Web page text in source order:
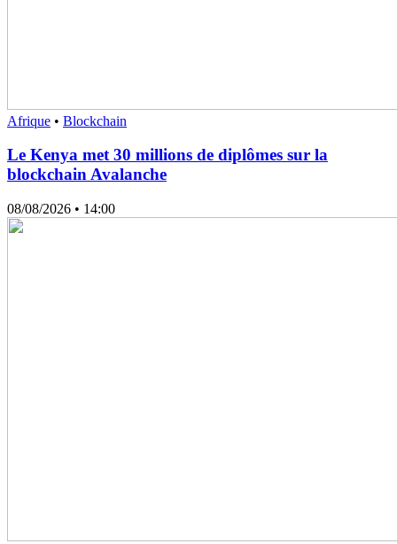
Afrique • Blockchain
Le Kenya met 30 millions de diplômes sur la
blockchain Avalanche
08/08/2026 • 14:00